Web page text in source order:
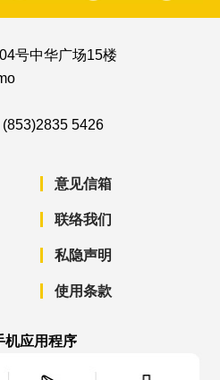
号中华广场15楼
(853)2835 5426
意见信箱
联络我们
私隐声明
使用条款
机应用程序